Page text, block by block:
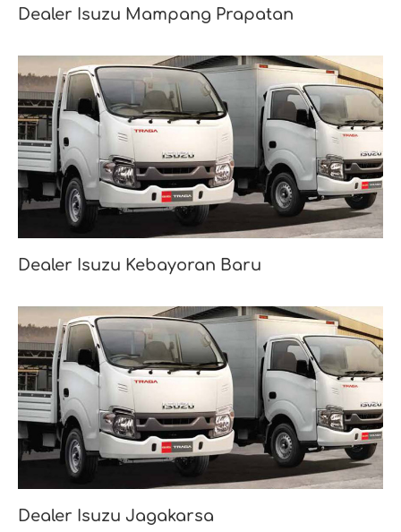
Dealer Isuzu Mampang Prapatan
Dealer Isuzu Kebayoran Baru
Dealer Isuzu Jagakarsa